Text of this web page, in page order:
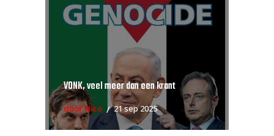
VONK, veel meer dan een krant
door Nico 21 sep 2025